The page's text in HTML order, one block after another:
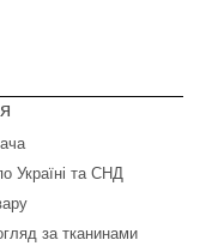
Україні та СНД
за тканинами